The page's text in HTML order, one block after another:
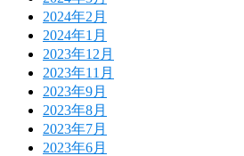
2024年2月
2024年1月
2023年12月
2023年11月
2023年9月
2023年8月
2023年7月
2023年6月